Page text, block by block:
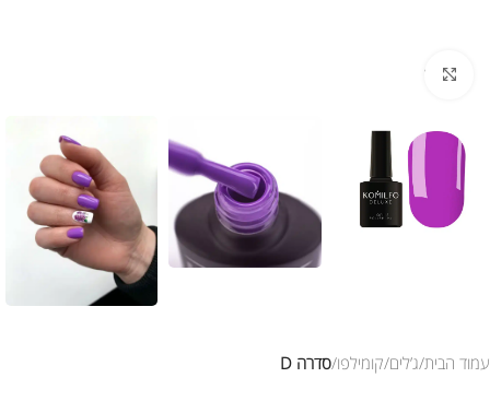
לחץ להגדלת התמונה
עמוד הבית ג’לים קומילפו סדרה D